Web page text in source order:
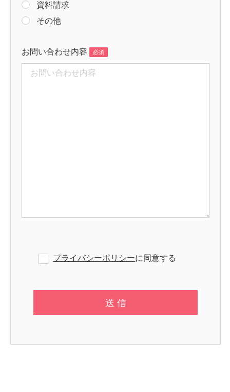
資料請求
その他
お問い合わせ内容
プライバシーポリシーに同意する